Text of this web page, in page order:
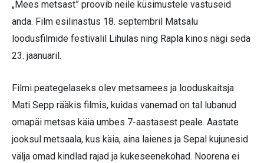
„Mees metsast” proovib neile küsimustele vastuseid
anda. Film esilinastus 18. septembril Matsalu
loodusfilmide festivalil Lihulas ning Rapla kinos nägi seda
23. jaanuaril.
Filmi peategelaseks olev metsamees ja looduskaitsja
Mati Sepp rääkis filmis, kuidas vanemad on tal lubanud
omapäi metsas käia umbes 7-aastasest peale. Aastate
jooksul metsaala, kus käia, aina laienes ja Sepal kujunesid
välja omad kindlad rajad ja kukeseenekohad. Noorena ei